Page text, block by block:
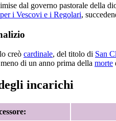
dal governo pastorale della
i Vescovi e i Regolari,
lo creò cardinale, del titolo di San
di un anno prima della morte
incarichi